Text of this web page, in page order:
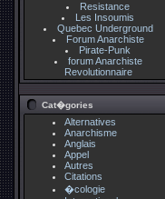
Resistance
Les Insoumis
Quebec Underground
Forum Anarchiste
Pirate-Punk
forum Anarchiste
Revolutionnaire
Cat�gories
Alternatives
Anarchisme
Anglais
Appel
Autres
Citations
�cologie